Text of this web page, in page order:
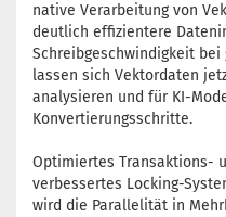
native Verarbeitung von
deutlich effizientere
Schreibgeschwindigkeit
lassen sich Vektordaten
analysieren und für KI-
Konvertierungsschritte.
Optimiertes Transaktions-
verbessertes Locking-
wird die Parallelität in